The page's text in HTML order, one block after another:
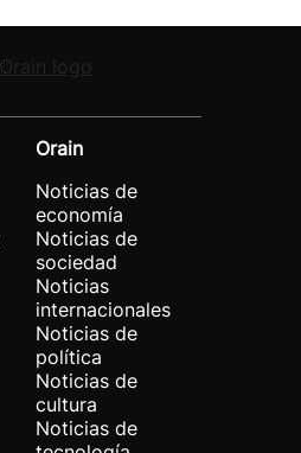
Orain
Noticias de
economía
Noticias de
sociedad
Noticias
internacionales
Noticias de
política
Noticias de
cultura
Noticias de